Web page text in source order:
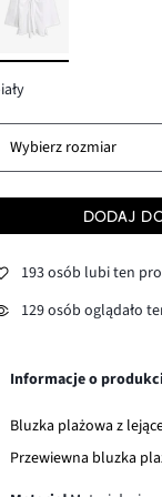
Wybierz rozmiar
DODAJ
193 osób lubi ten
129 osób oglądało
Informacje o
Bluzka plażowa z
Przewiewna bluzka